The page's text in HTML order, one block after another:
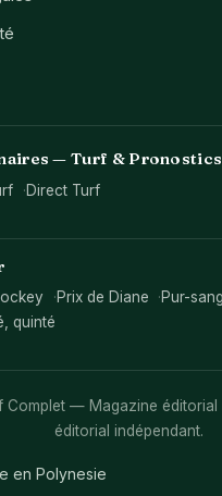
— Turf &
Direct Turf
Prix de Diane
Pur-
quinté
— Magazine éditorial
éditorial indépendant.
en Polynesie